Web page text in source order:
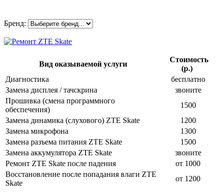
Бренд:
Вид оказываемой услуги
Стоимость
(р.)
Диагностика
бесплатно
Замена дисплея / тачскрина
звоните
Прошивка (смена программного
обеспечения)
1500
Замена динамика (слухового) ZTE Skate
1200
Замена микрофона
1300
Замена разъема питания ZTE Skate
1500
Замена аккумулятора ZTE Skate
звоните
Ремонт ZTE Skate после падения
от 1000
Восстановление после попадания влаги ZTE
Skate
от 1200